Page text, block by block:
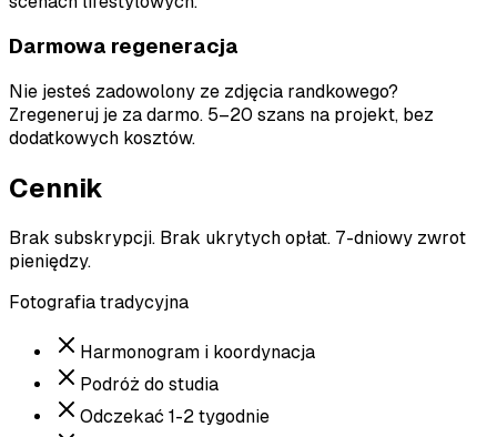
Darmowa regeneracja
Nie jesteś zadowolony ze zdjęcia randkowego?
Zregeneruj je za darmo. 5–20 szans na projekt, bez
dodatkowych kosztów.
Cennik
Brak subskrypcji. Brak ukrytych opłat. 7-dniowy zwrot
pieniędzy.
Fotografia tradycyjna
Harmonogram i koordynacja
Podróż do studia
Odczekać 1-2 tygodnie